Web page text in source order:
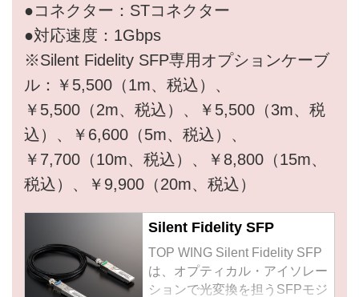
●コネクター：STコネクター
●対応速度：1Gbps
※Silent Fidelity SFP専用オプションケーブ
ル：￥5,500（1m、税込）、
￥5,500（2m、税込）、￥5,500（3m、税
込）、￥6,600（5m、税込）、
￥7,700（10m、税込）、￥8,800（15m、
税込）、￥9,900（20m、税込）
Silent Fidelity SFP
TOP WING Silent Fidelity SFP
は、オプティカル・アイソレー
ションで光変換を担うSFPモジ